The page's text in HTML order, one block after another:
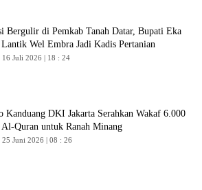
Bergulir di Pemkab Tanah Datar, Bupati Eka
Wel Embra Jadi Kadis Pertanian
16 Juli 2026 | 18 : 24
Kanduang DKI Jakarta Serahkan Wakaf 6.000
Quran untuk Ranah Minang
25 Juni 2026 | 08 : 26